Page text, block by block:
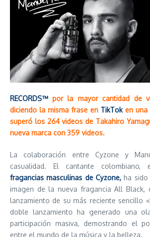
RECORDS™️ por la mayor cantidad de
diciendo la misma frase en TikToken una
superó los 264 videos de Takahiro
nueva marca con 359 videos.
La colaboración entre Cyzone y
casualidad. El cantante colombiano,
fragancias masculinas de Cyzone, ha sido
imagen de la nueva fragancia All Black,
lanzamiento de su más reciente sencillo
doble lanzamiento ha generado una
participación masiva, demostrando el
entre el mundo de la música y la belleza.